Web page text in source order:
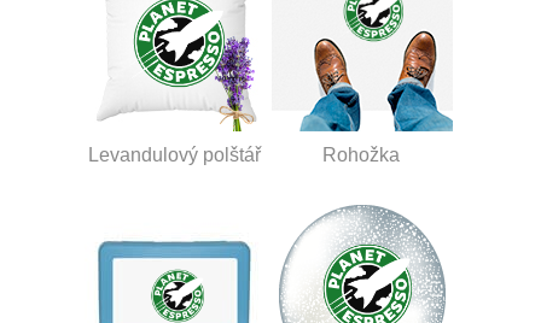
Levandulový polštář Rohožka